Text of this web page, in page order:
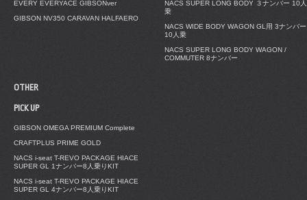
EVERY EVERYACE GIBSONver
GIBSON NV350 CARAVAN HALFAERO
NACS SUPER LONG BODY ３ナンバー 10人
乗
NACS WIDE BODY WAGON GL用 3ナンバー
10人乗
NACS SUPER LONG BODY WAGON /
COMMUTER 8ナンバー
OTHER
PICK UP
GIBSON OMEGA PREMIUM Complete
CRAFTPLUS PRIME GOLD
NACS i-seat T-REVO PACKAGE HIACE
SUPER GL 1ナンバー8人乗りKIT
NACS i-seat T-REVO PACKAGE HIACE
SUPER GL 4ナンバー8人乗りKIT